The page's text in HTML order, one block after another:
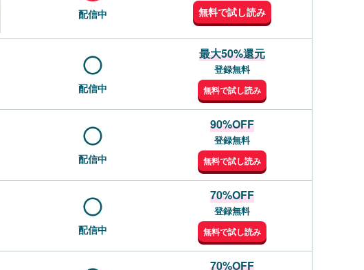
配信中
無料で試し読み
配信中
最大50%還元
登録無料
無料で試し読み
配信中
90%OFF
登録無料
無料で試し読み
配信中
70%OFF
登録無料
無料で試し読み
70%OFF